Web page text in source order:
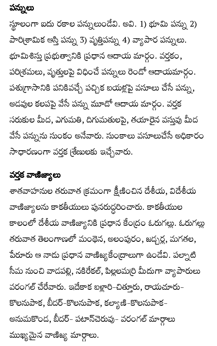
పన్నులు
స్థూలంగా ఐదు రకాల పన్నులుండేవి. అవి. 1) భూమి పన్ను 2)
పారిశ్రామిక ఆస్తి పన్ను 3) వృత్తిపన్ను 4) వ్యాపార పన్నులు.
భూమిశిస్తు ప్రభుత్వానికి ప్రధాన ఆదాయ మార్గం. వర్తకం,
పరిశ్రమలు, వృత్తులపై విధించే పన్నులు రెండో ఆదాయమార్గం.
పశుగ్రాసానికి పనికివచ్చే పచ్చిక బయళ్లపై వసూలు చేసే పన్ను,
అడవుల కలపపై వేసే పన్ను మూడో ఆదాయ మార్గం. వర్తక
సరుకుల మీద, ఎగుమతి, దిగుమతులపై, తయారైన వస్తువు మీద
వేసే పన్నును సుంకం అనేవారు. సుంకాలు వసూలుచేసే అధికారం
సాధారణంగా వర్తక శ్రేణులకు ఇచ్చేవారు.
వర్తక వాణిజ్యాలు
శాతవాహనుల తరువాత క్రమంగా క్షీణించిన దేశీయ, విదేశీయ
వాణిజ్యాలను కాకతీయులు పునరుద్ధరించారు. కాకతీయుల
కాలంలో దేశీయ వాణిజ్యానికి ప్రధాన కేంద్రం ఓరుగల్లు. ఓరుగల్లు
తరువాత తెలంగాణలో మంథెన, అలంపురం, జడ్చర్ల, మగతల,
పేరూరు ఆ నాడు ప్రధాన వాణిజ్యకేంద్రాలుగా ఉండేవి. పల్నాటి
సీమ నుంచి వాడపల్లి, నకిరేకల్, పిల్లలమర్రి మీదుగా వ్యాపారులు
వరంగల్ చేరేవారు. ఇదేకాక బళ్లారి-చిత్తూరు, రాయచూరు-
కొలనుపాక, బీదర్-కొలనుపాక, కల్యాణి-కొలనుపాక-
అనుమకొండ, బీదర్- పటాన్‌చెరువు- వరంగల్ మార్గాలు
ముఖ్యమైన వాణిజ్య మార్గాలు.